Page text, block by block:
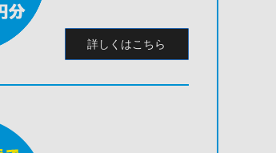
詳しくはこちら